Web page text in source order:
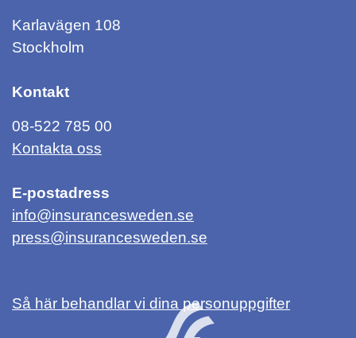
Karlavägen 108
Stockholm
Kontakt
08-522 785 00
Kontakta oss
E-postadress
info@insurancesweden.se
press@insurancesweden.se
Så här behandlar vi dina personuppgifter